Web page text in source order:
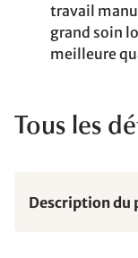
travail
grand soin
meilleure
Tous les
Description du